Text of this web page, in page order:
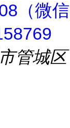
（微信
管城区